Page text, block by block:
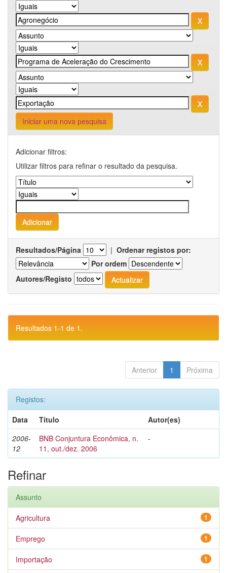
Iniciar uma nova pesquisa
Adicionar filtros:
Utilizar filtros para refinar o resultado da pesquisa.
Resultados/Página | Ordenar registos por:
Por ordem
Autores/Registo
Resultados 1-1 de 1.
Anterior 1 Próxima
Registos:
Data
Título
Autor(es)
2006-
12
BNB Conjuntura Econômica, n.
11, out./dez. 2006
-
Refinar
Assunto
1
Agricultura
1
Emprego
1
Importação